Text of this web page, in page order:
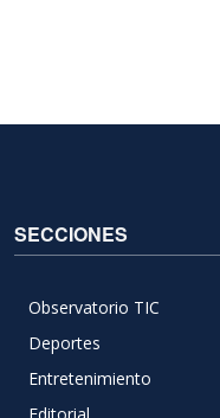
SECCIONES
Observatorio TIC
Deportes
Entretenimiento
Editorial